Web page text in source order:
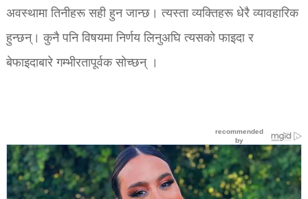
अवस्थामा तिनीहरू सही हुन जान्छ। त्यस्ता व्यक्तिहरू धेरै व्यावहारिक
हुन्छन्। कुनै पनि विषयमा निर्णय लिनुअघि त्यसको फाइदा र
बेफाइदाबारे गम्भीरतापूर्वक सोच्छन् ।